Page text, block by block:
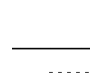
- - - -